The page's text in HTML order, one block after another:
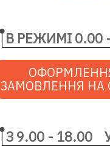
В РЕЖИМІ 0.00
ЗАМОВЛЕННЯ НА
З 9.00 - 18.00